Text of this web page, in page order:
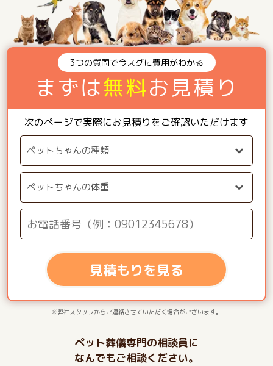
3つの質問で今スグに費用がわかる
まずは無料お見積り
次のページで実際にお見積りをご確認いただけます
見積もりを見る
※弊社スタッフからご連絡させていただく場合がございます。
ペット葬儀専門の相談員に
なんでもご相談ください。